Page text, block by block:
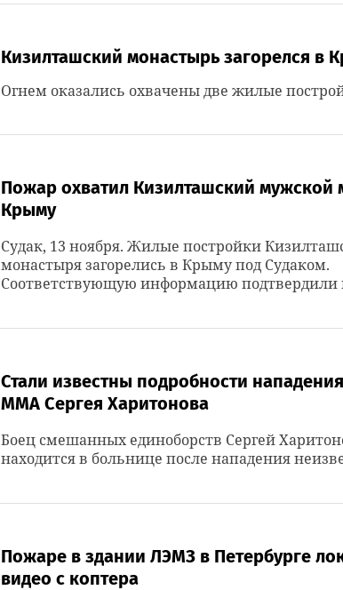
Кизилташский монастырь загорелся в
Огнем оказались охвачены две жилые
Пожар охватил Кизилташский мужской
Крыму
Судак, 13 ноября. Жилые постройки
монастыря загорелись в Крыму под Судаком.
Соответствующую информацию
Стали известны подробности
ММА Сергея Харитонова
Боец смешанных единоборств Сергей
находится в больнице после нападения
Пожаре в здании ЛЭМЗ в Петербурге
видео с коптера